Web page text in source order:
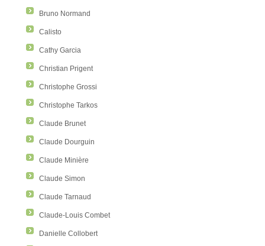
Bruno Normand
Calisto
Cathy Garcia
Christian Prigent
Christophe Grossi
Christophe Tarkos
Claude Brunet
Claude Dourguin
Claude Minière
Claude Simon
Claude Tarnaud
Claude-Louis Combet
Danielle Collobert